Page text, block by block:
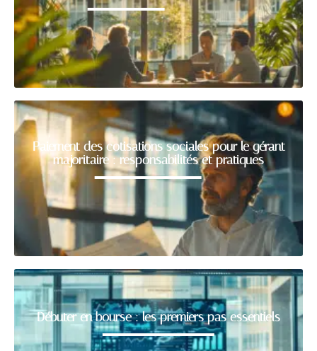
Paiement des cotisations sociales pour le gérant
majoritaire : responsabilités et pratiques
Débuter en bourse : les premiers pas essentiels